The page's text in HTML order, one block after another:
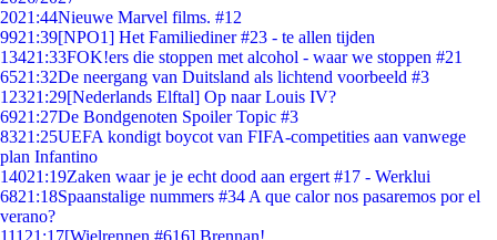
2021:44Nieuwe Marvel films. #12
9921:39[NPO1] Het Familiediner #23 - te allen tijden
13421:33FOK!ers die stoppen met alcohol - waar we stoppen #21
6521:32De neergang van Duitsland als lichtend voorbeeld #3
12321:29[Nederlands Elftal] Op naar Louis IV?
6921:27De Bondgenoten Spoiler Topic #3
8321:25UEFA kondigt boycot van FIFA-competities aan vanwege
plan Infantino
14021:19Zaken waar je je echt dood aan ergert #17 - Werklui
6821:18Spaanstalige nummers #34 A que calor nos pasaremos por el
verano?
111 21:17[Wielrennen #616] Brennan!